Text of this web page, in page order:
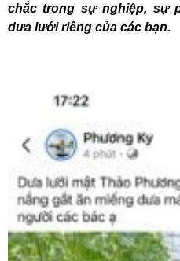
chắc trong sự nghiệp, sự
dưa lưới riêng của các bạn.